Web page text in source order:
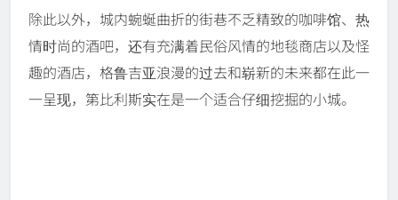
除此以外，城内蜿蜒曲折的街巷不乏精致的咖啡馆、热
情时尚的酒吧，还有充满着民俗风情的地毯商店以及怪
趣的酒店，格鲁吉亚浪漫的过去和崭新的未来都在此一
一呈现，第比利斯实在是一个适合仔细挖掘的小城。